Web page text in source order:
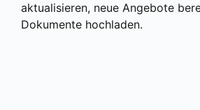
aktua­li­sie­ren, neue Ange­bo­te
Doku­men­te hoch­la­den.